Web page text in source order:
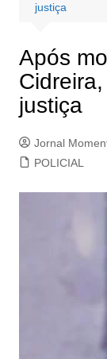
justiça
Após
justiça
Jornal
POLICIAL